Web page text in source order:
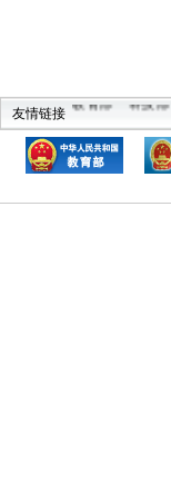
友情链接
教育部 科技部